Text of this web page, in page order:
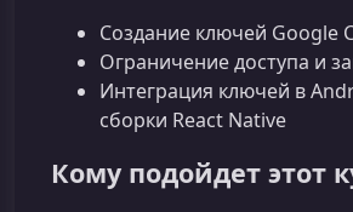
Создание ключей Google
Ограничение доступа и
Интеграция ключей в
сборки React Native
Кому подойдет этот